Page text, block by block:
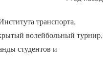
транспорта,
волейбольный турнир,
студентов и